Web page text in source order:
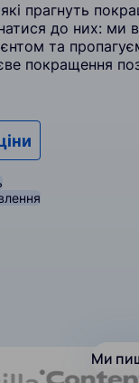
прагнуть
до них: ми
та
покращення
Ми